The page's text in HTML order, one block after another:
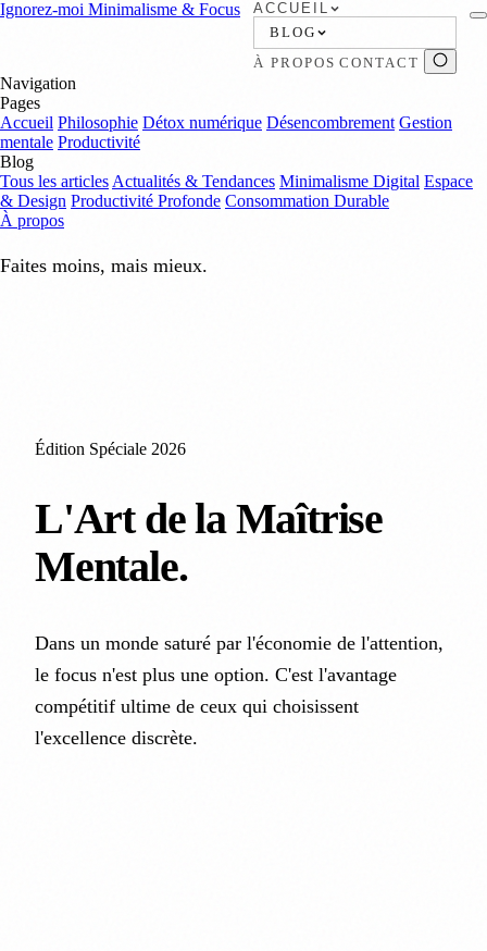
Ignorez-moi Minimalisme & Focus
ACCUEIL
BLOG
À PROPOS CONTACT
Navigation
Pages
Accueil Philosophie Détox numérique Désencombrement Gestion
mentale Productivité
Blog
Tous les articles Actualités & Tendances Minimalisme Digital Espace
& Design Productivité Profonde Consommation Durable
À propos
Faites moins, mais mieux.
Édition Spéciale 2026
L'Art de laMaîtrise
Mentale.
Dans un monde saturé par l'économie de l'attention,
le focus n'est plus une option. C'est l'avantage
compétitif ultime de ceux qui choisissent
l'excellence discrète.